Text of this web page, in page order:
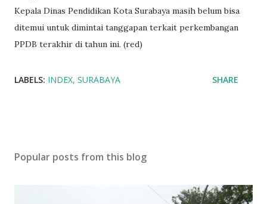
Kepala Dinas Pendidikan Kota Surabaya masih belum bisa
ditemui untuk dimintai tanggapan terkait perkembangan
PPDB terakhir di tahun ini. (red)
LABELS: INDEX SURABAYA SHARE
Popular posts from this blog